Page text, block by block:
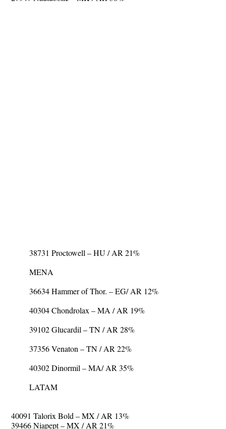
38731 Proctowell – HU / AR 21%
MENA
36634 Hammer of Thor. – EG/ AR 12%
40304 Chondrolax – MA / AR 19%
39102 Glucardil – TN / AR 28%
37356 Venaton – TN / AR 22%
40302 Dinormil – MA/ AR 35%
LATAM
40091 Talorix Bold – MX / AR 13%
39466 Niapept – MX / AR 21%